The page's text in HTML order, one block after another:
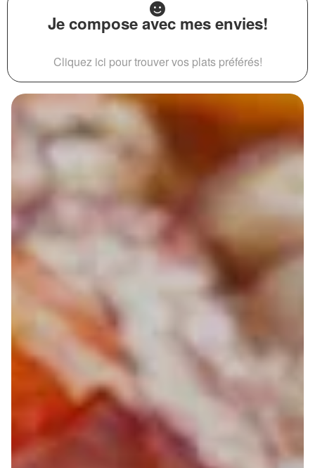
Je compose avec mes envies!
Cliquez ici pour trouver vos plats préférés!